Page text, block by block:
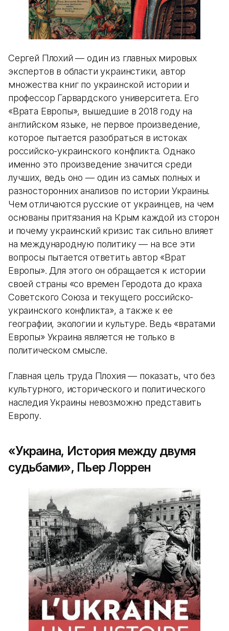
Сергей Плохий — один из главных мировых
экспертов в области украинстики, автор
множества книг по украинской истории и
профессор Гарвардского университета. Его
«Врата Европы», вышедшие в 2018 году на
английском языке, не первое произведение,
которое пытается разобраться в истоках
российско-украинского конфликта. Однако
именно это произведение значится среди
лучших, ведь оно — один из самых полных и
разносторонних анализов по истории Украины.
Чем отличаются русские от украинцев, на чем
основаны притязания на Крым каждой из сторон
и почему украинский кризис так сильно влияет
на международную политику — на все эти
вопросы пытается ответить автор «Врат
Европы». Для этого он обращается к истории
своей страны «со времен Геродота до краха
Советского Союза и текущего российско-
украинского конфликта», а также к ее
географии, экологии и культуре. Ведь «вратами
Европы» Украина является не только в
политическом смысле.
Главная цель труда Плохия — показать, что без
культурного, исторического и политического
наследия Украины невозможно представить
Европу.
«Украина, История между двумя
судьбами», Пьер Лоррен